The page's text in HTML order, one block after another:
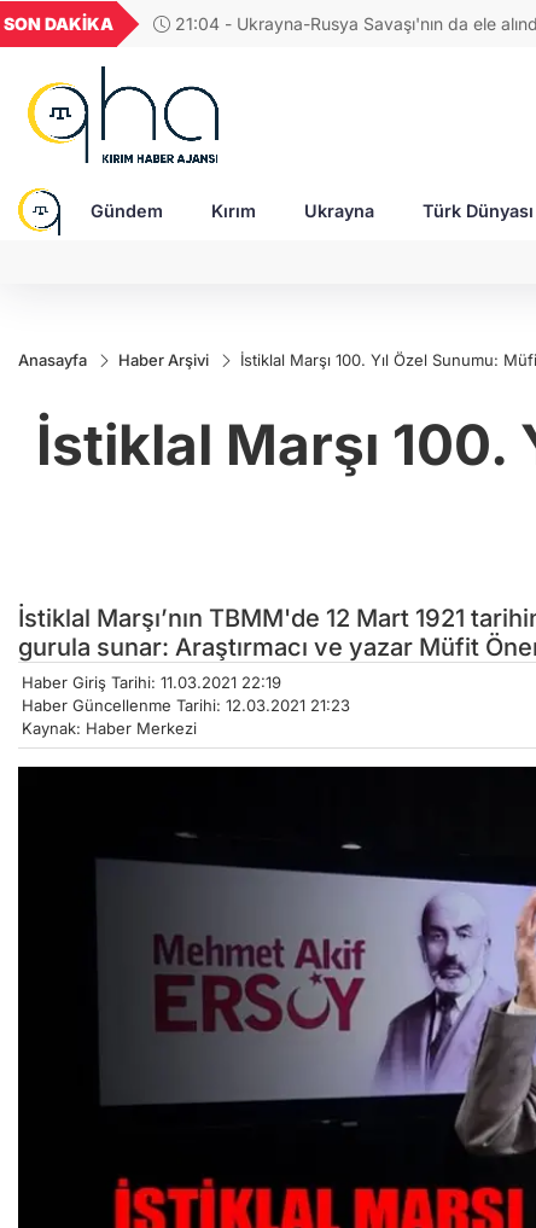
SON DAKİKA
17:38 - Araştırmacı yazar Gündoğdu: Kırım
GEL
18,2368
16,2319
27,9743
0,0018
Gündem Kırım Ukrayna Türk Dünyası
Anasayfa Haber Arşivi İstiklal Marşı 100. Yıl Özel Sunumu:
İstiklal Marşı 100.
İstiklal Marşı’nın TBMM'de 12 Mart 1921
gurula sunar: Araştırmacı ve yazar Müfit
Haber Giriş Tarihi: 11.03.2021 22:19
Haber Güncellenme Tarihi: 12.03.2021 21:23
Kaynak: Haber Merkezi